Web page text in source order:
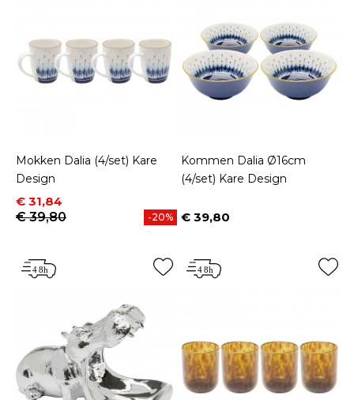
Mokken Dalia (4/set) Kare
Design
Prijs
€ 31,84
Normale prijs
€ 39,80
-20%
Kommen Dalia Ø16cm
(4/set) Kare Design
Prijs
€ 39,80